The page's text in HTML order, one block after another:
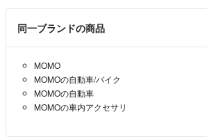
同一ブランドの商品
MOMO
MOMOの自動車/バイク
MOMOの自動車
MOMOの車内アクセサリ